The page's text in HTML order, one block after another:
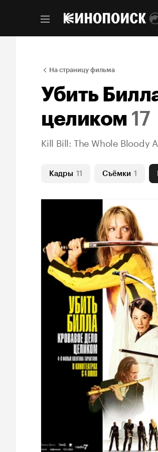
На страницу фильма
Убить
целиком 17
Kill Bill: The Whole Bloody
Кадры 11 Съёмки 1